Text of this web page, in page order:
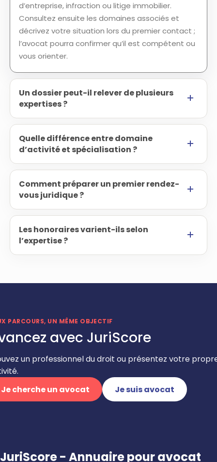
d’entreprise, infraction ou litige immobilier.
Consultez ensuite les domaines associés et
décrivez votre situation lors du premier contact ;
l’avocat pourra confirmer qu’il est compétent ou
vous orienter.
Un dossier peut-il relever de plusieurs
expertises ?
Quelle différence entre domaine
d’activité et spécialisation ?
Comment préparer un premier rendez-
vous juridique ?
Les honoraires varient-ils selon
l’expertise ?
PARCOURS, UN MÊME OBJECTIF
avec JuriScore
un professionnel du droit ou présentez votre
Je cherche un avocat
Je suis avocat
JuriScore - Annuaire pour avocat